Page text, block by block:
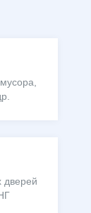
дверей